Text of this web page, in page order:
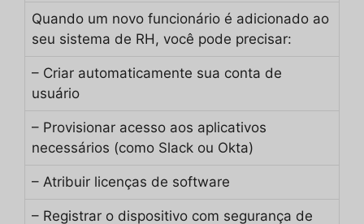
Quando um novo funcionário é adicionado ao
seu sistema de RH, você pode precisar:
– Criar automaticamente sua conta de
usuário
– Provisionar acesso aos aplicativos
necessários (como Slack ou Okta)
– Atribuir licenças de software
– Registrar o dispositivo com segurança de